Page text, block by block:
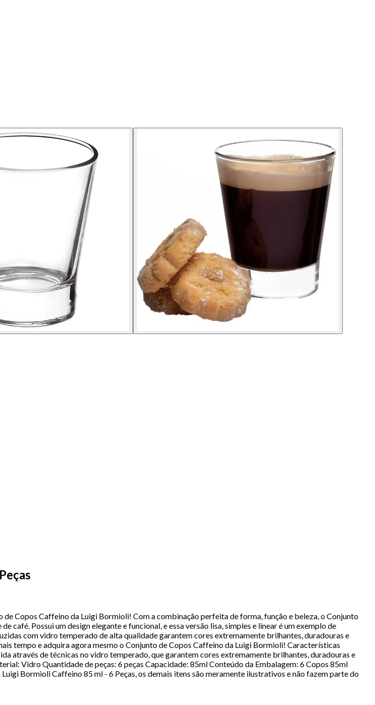
Copos Caffeino da Luigi Bormioli! Com a combinação perfeita de forma, função e beleza, o Conjunto
Possui um design elegante e funcional, e essa versão lisa, simples e linear é um exemplo de
com vidro temperado de alta qualidade garantem cores extremamente brilhantes, duradouras e
tempo e adquira agora mesmo o Conjunto de Copos Caffeino da Luigi Bormioli! Características
através de técnicas no vidro temperado, que garantem cores extremamente brilhantes, duradouras e
Vidro Quantidade de peças: 6 peças Capacidade: 85ml Conteúdo da Embalagem: 6 Copos 85ml
Bormioli Caffeino 85 ml - 6 Peças, os demais itens são meramente ilustrativos e não fazem parte do